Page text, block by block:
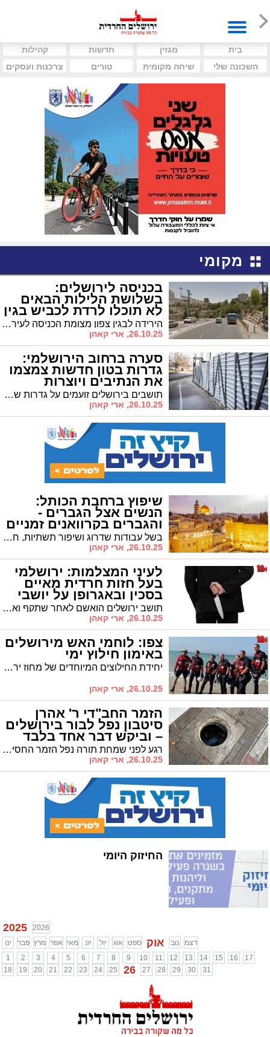
בית מגזין חדשות
קהילות
השכונה שלי
שיחה מקומית טורים צרכנות ועסקים
מקומי
בכניסה לירושלים:
בשלושת הלילות הבאים
לא תוכלו לרדת לכביש בגין
הירידה לבגין צפון מצומת הכניסה לעיר דרך מחלף ליפתא תיחסם בשל עבודות להכשרת נתיב תחבורה ציבורית • העבודות יתקיימו בשלושה לילות רצופים החל מיום שני הקרוב • קווי אוטובוס יוסטו לתחנות חלופיות
26.10.25, ארי קאהן
סערה ברחוב הירושלמי:
גדרות בטון חדשות צמצמו
את הנתיבים ויוצרות
פקקים תושבים בירושלים זועמים על גדרות שהוצבו לאורך קו הרכבת ברחוב ירמיהו • בעירייה מסבירים: מדובר בהיערכות לעבודות המסילות שיחלו בקרוב
26.10.25, ארי קאהן
שיפוץ ברחבת הכותל:
הנשים אצל הגברים -
והגברים בקרוואנים זמניים
בשל עבודות שדרוג ושיפור תשתיות, חדרי השירות לנשים ברחבת הכותל ייסגרו זמנית • חדרי השירות לגברים יעברו לשטח הקראוונים באזור החניה • בקרן למורשת הכותל מבטיחים: העבודות יושלמו במהירות המרבית
26.10.25, ארי קאהן
לעיני המצלמות: ירושלמי
בעל חזות חרדית מאיים
בסכין ובאגרופן על יושבי
בית כנסת בעיר תושב ירושלים הואשם לאחר שתקף ואיים על מתפללים במהלך סעודת שמחת תורה בבית כנסת בשכונת רמות • על פי האישום, הגיע למקום עם אגרופן וסכין וגרם לבהלה רבה
26.10.25, ארי קאהן
צפו: לוחמי האש מירושלים
באימון חילוץ ימי
יחידת החילוצים המיוחדים של מחוז ירושלים מרחב האומה קיימה אימון חילוץ מימי מורכב בשיתוף יחידת "להבה" הארצית • ההכנות מתעצמות לקראת החורף והאפשרות לשיטפונות
26.10.25, ארי קאהן
הזמר החב"די ר' אהרן
סיטבון נפל לבור בירושלים
– וביקש דבר אחד בלבד
רגע לפני שמחת תורה נפל הזמר החסידי ר' אהרן סיטבון לבור פתוח באמצע הרחוב • למרות הכאב והשבר ברגלו, ביקש רק לוודא שאיש נוסף לא ייפגע
26.10.25, ארי קאהן
החיזוק היומי
2025
2026
ינו
פבר מרץ אפר מאי יונ יול אוג ספט אוק נוב
דצמ
1
2 3 4 5 6 7 8 9 10 11 12 13 14 15 16
17
18
19 20 21 22 23 24 25 26 27 28 29 30 31